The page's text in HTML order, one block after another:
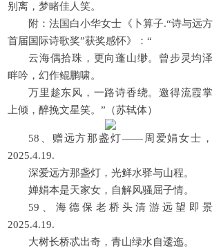
别离，梦睹佳人笑。
附：法国白小华女士《卜算子.“诗与远方
首届国际诗歌奖”获奖感怀》：“
云海偶拾珠，更向蓬山缈。曾步灵均泽
畔吟，幻作鲲鹏啸。
万里趁东风，一路诗香绕。邀得流霞掌
上倾，醉挽文星笑。”（苏轼体）
58、赠远方那盏灯——周爱娟女士，
2025.4.19.
深爱远方那盏灯，光鲜水驿与山程。
婵娟本是天家女，自解风骚屈子情。
59、海德保老桥头清游远望即景
2025.4.19.
大树长桥忒出奇，青山绿水自逶迤。